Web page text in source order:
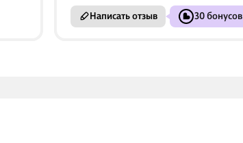
Написать отзыв 30 бонусов